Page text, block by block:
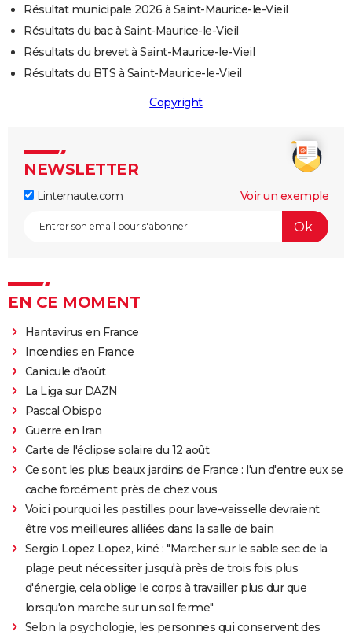
Résultat municipale 2026 à Saint-Maurice-le-Vieil
Résultats du bac à Saint-Maurice-le-Vieil
Résultats du brevet à Saint-Maurice-le-Vieil
Résultats du BTS à Saint-Maurice-le-Vieil
Copyright
NEWSLETTER
Linternaute.com Voir un exemple
EN CE MOMENT
Hantavirus en France
Incendies en France
Canicule d'août
La Liga sur DAZN
Pascal Obispo
Guerre en Iran
Carte de l'éclipse solaire du 12 août
Ce sont les plus beaux jardins de France : l'un d'entre eux se
cache forcément près de chez vous
Voici pourquoi les pastilles pour lave-vaisselle devraient
être vos meilleures alliées dans la salle de bain
Sergio Lopez Lopez, kiné : "Marcher sur le sable sec de la
plage peut nécessiter jusqu'à près de trois fois plus
d'énergie, cela oblige le corps à travailler plus dur que
lorsqu'on marche sur un sol ferme"
Selon la psychologie, les personnes qui conservent des